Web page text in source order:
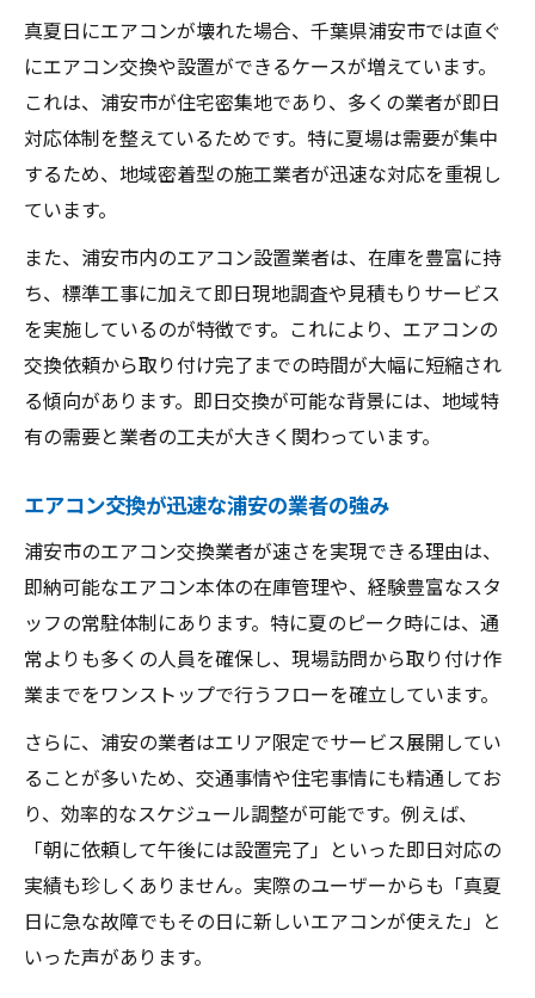
真夏日にエアコンが壊れた場合、千葉県浦安市では直ぐ
にエアコン交換や設置ができるケースが増えています。
これは、浦安市が住宅密集地であり、多くの業者が即日
対応体制を整えているためです。特に夏場は需要が集中
するため、地域密着型の施工業者が迅速な対応を重視し
ています。
また、浦安市内のエアコン設置業者は、在庫を豊富に持
ち、標準工事に加えて即日現地調査や見積もりサービス
を実施しているのが特徴です。これにより、エアコンの
交換依頼から取り付け完了までの時間が大幅に短縮され
る傾向があります。即日交換が可能な背景には、地域特
有の需要と業者の工夫が大きく関わっています。
エアコン交換が迅速な浦安の業者の強み
浦安市のエアコン交換業者が速さを実現できる理由は、
即納可能なエアコン本体の在庫管理や、経験豊富なスタ
ッフの常駐体制にあります。特に夏のピーク時には、通
常よりも多くの人員を確保し、現場訪問から取り付け作
業までをワンストップで行うフローを確立しています。
さらに、浦安の業者はエリア限定でサービス展開してい
ることが多いため、交通事情や住宅事情にも精通してお
り、効率的なスケジュール調整が可能です。例えば、
「朝に依頼して午後には設置完了」といった即日対応の
実績も珍しくありません。実際のユーザーからも「真夏
日に急な故障でもその日に新しいエアコンが使えた」と
いった声があります。